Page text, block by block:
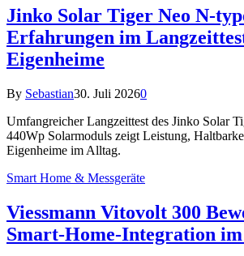
Jinko Solar Tiger Neo N-
Erfahrungen im
Eigenheime
By Sebastian30. Juli 20260
Umfangreicher Langzeittest des Jinko Solar
440Wp Solarmoduls zeigt Leistung,
Eigenheime im Alltag.
Smart Home & Messgeräte
Viessmann Vitovolt 300
Smart-Home-Integration